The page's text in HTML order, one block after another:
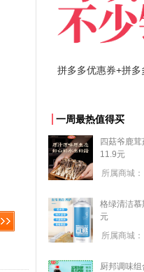
拼多多优惠券+拼多
一周最热值得买
四菇爷鹿
11.9元
所属商城：
格绿清洁
元
所属商城：
厨邦调味